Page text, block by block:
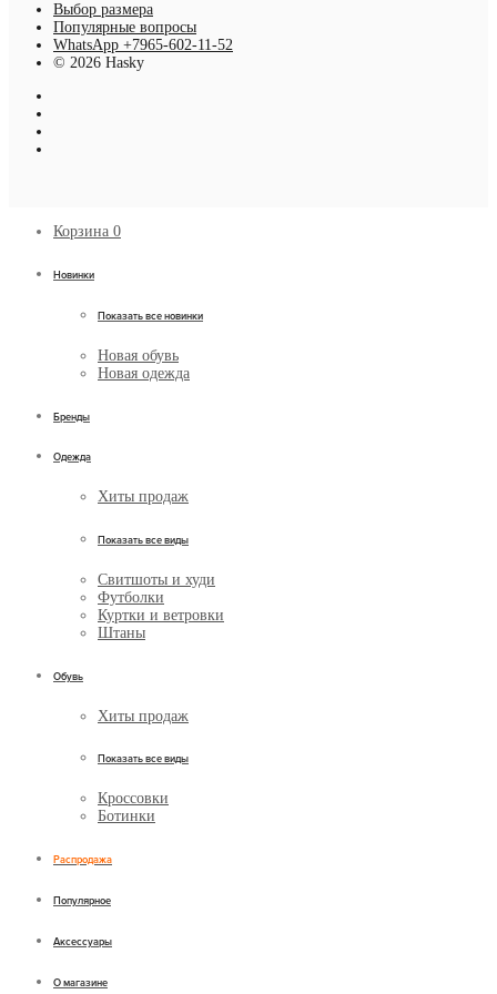
Выбор размера
Популярные вопросы
WhatsApp +7965-602-11-52
© 2026 Hasky
Корзина 0
Новинки
Показать все новинки
Новая обувь
Новая одежда
Бренды
Одежда
Хиты продаж
Показать все виды
Свитшоты и худи
Футболки
Куртки и ветровки
Штаны
Обувь
Хиты продаж
Показать все виды
Кроссовки
Ботинки
Распродажа
Популярное
Аксессуары
О магазине